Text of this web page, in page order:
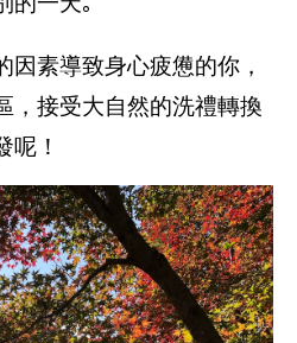
因素導致身心疲憊的你，
，接受大自然的洗禮轉換
呢！